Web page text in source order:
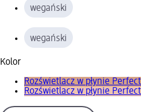
wegański
wegański
Kolor
Rozświetlacz w płynie
Rozświetlacz w płynie